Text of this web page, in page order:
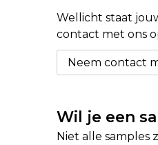
Wellicht staat
contact met ons
Neem contact
Wil je een
Niet alle samples